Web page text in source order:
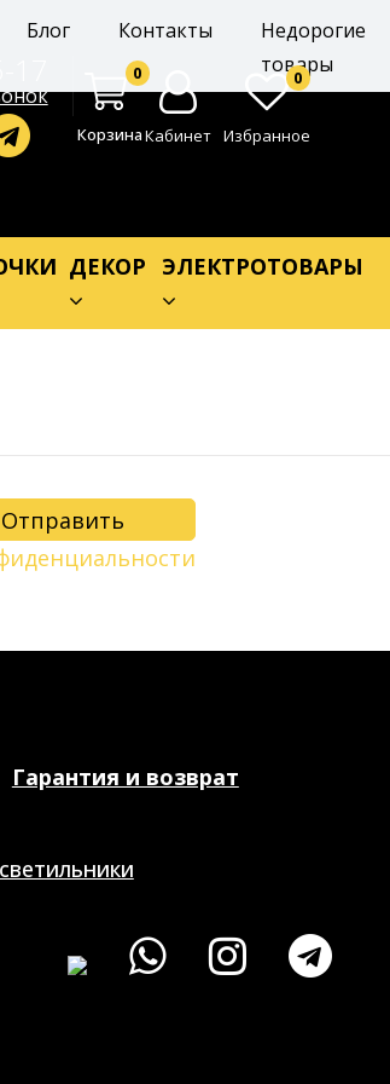
Блог Контакты
Недорогие
товары
0
КорзинаКабинет
0
Избранное
ДЕКОР ЭЛЕКТРОТОВАРЫ
Гарантия и возврат